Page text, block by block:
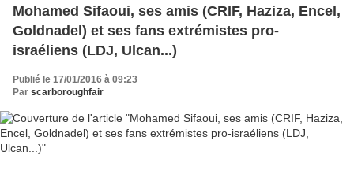
Mohamed Sifaoui, ses amis (CRIF, Haziza, Encel,
Goldnadel) et ses fans extrémistes pro-
israéliens (LDJ, Ulcan...)
Publié le 17/01/2016 à 09:23
Par scarboroughfair